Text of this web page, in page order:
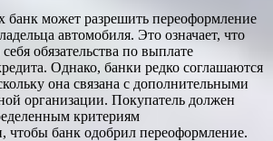
банк может разрешить переоформление
автомобиля. Это означает, что
обязательства по выплате
Однако, банки редко соглашаются
она связана с дополнительными
организации. Покупатель должен
критериям
чтобы банк одобрил переоформление.